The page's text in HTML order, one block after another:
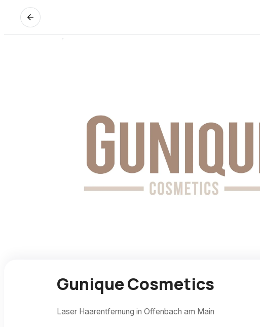
Gunique Cosmetics
Laser Haarentfernung in Offenbach am Main